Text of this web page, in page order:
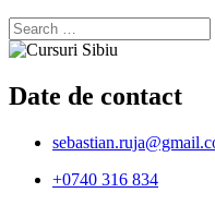
Search
for:
Date de contact
+0740 316 834